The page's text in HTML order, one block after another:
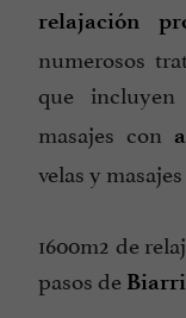
relajación
numerosos
que incluyen
masajes con
velas y
1600m2 de
pasos de